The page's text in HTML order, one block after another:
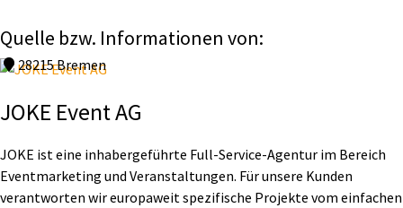
Quelle bzw. Informationen von:
28215 Bremen
JOKE Event AG
JOKE ist eine inhabergeführte Full-Service-Agentur im Bereich
Eventmarketing und Veranstaltungen. Für unsere Kunden
verantworten wir europaweit spezifische Projekte vom einfachen